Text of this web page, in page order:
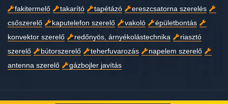
fakitermelő
takarító tapétázó
ereszcsatorna szerelés
csőszerelő
kaputelefon szerelő vakoló
épületbontás
konvektor szerelő
redőnyös, árnyékolástechnika
riasztó
szerelő
bútorszerelő teherfuvarozás
napelem szerelő
antenna szerelő
gázbojler javítás